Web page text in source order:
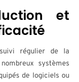
et
régulier de la
systèmes
de logiciels ou